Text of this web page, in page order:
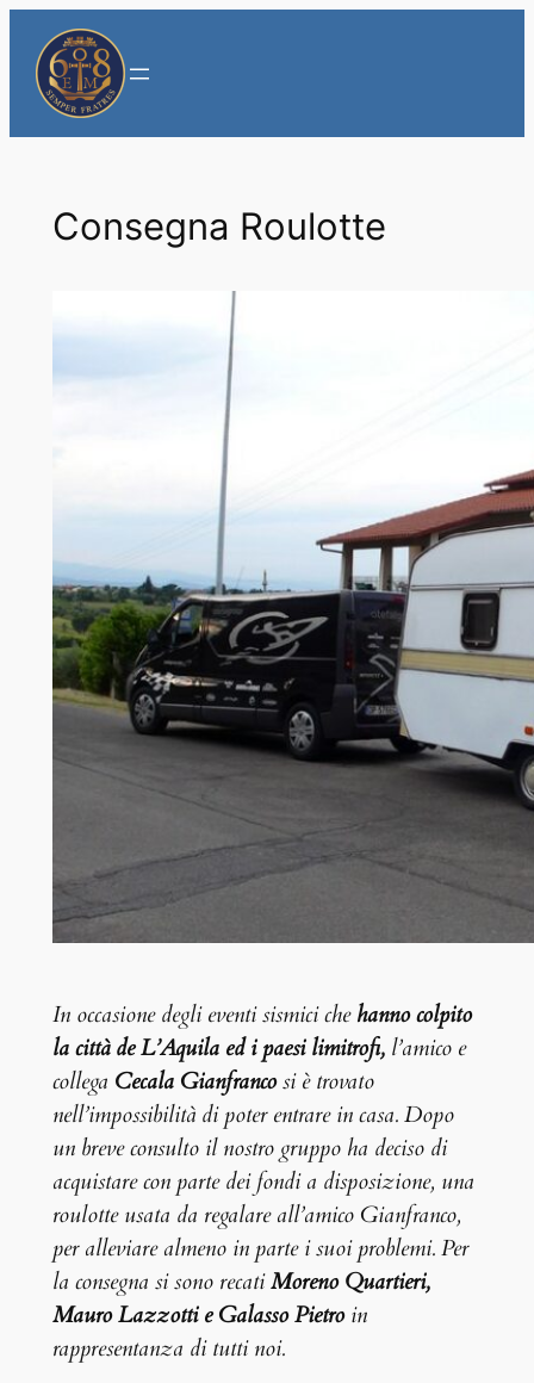
contenuto
Consegna Roulotte
In occasione degli eventi sismici che hanno colpito
la città de L’Aquila ed i paesi limitrofi,l’amico e
collega Cecala Gianfrancosi è trovato
nell’impossibilità di poter entrare in casa. Dopo
un breve consulto il nostro gruppo ha deciso di
acquistare con parte dei fondi a disposizione, una
roulotte usata da regalare all’amico Gianfranco,
per alleviare almeno in parte i suoi problemi. Per
la consegna si sono recatiMoreno Quartieri,
Mauro Lazzotti e Galasso Pietroin
rappresentanza di tutti noi.